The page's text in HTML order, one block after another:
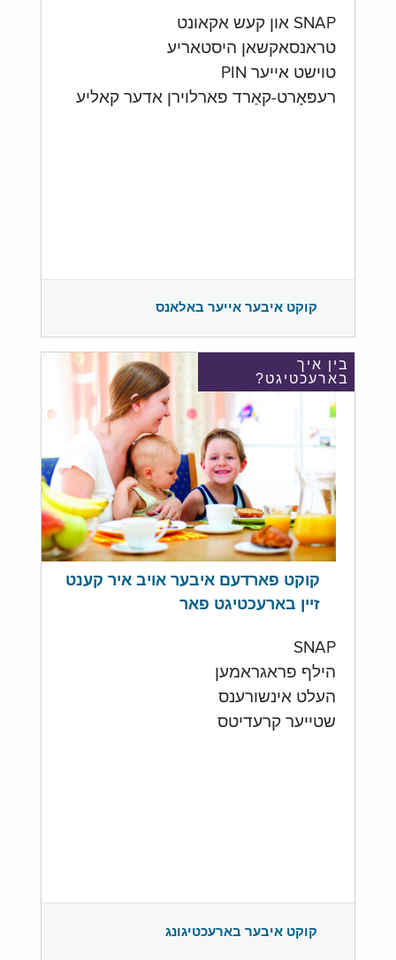
SNAP און קעש אקאונט
טראנסאקשאן היסטאריע
טוישט אייער PIN
רעפּאָרט-קאַרד פארלוירן אדער קאליע
קוקט איבער אייער באלאנס
בין איך
בארעכטיגט?
קוקט פארדעם איבער אויב איר קענט
זיין בארעכטיגט פאר
SNAP
הילף פראגראמען
העלט אינשורענס
שטייער קרעדיטס
קוקט איבער בארעכטיגונג